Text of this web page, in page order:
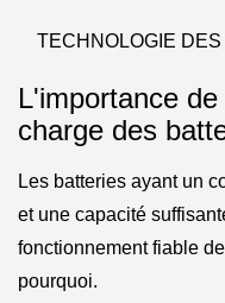
TECHNOLOGIE
L'importance
charge des
Les batteries ayant un
et une capacité
fonctionnement fiable
pourquoi.